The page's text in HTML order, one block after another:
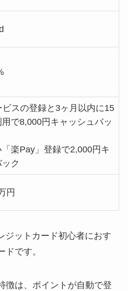
ビスの登録と3ヶ月以内に15
で8,000円キャッシュバッ
「楽Pay」登録で2,000円キ
ク
円
ジットカード初心者におす
ドです。
徴は、ポイントが自動で登